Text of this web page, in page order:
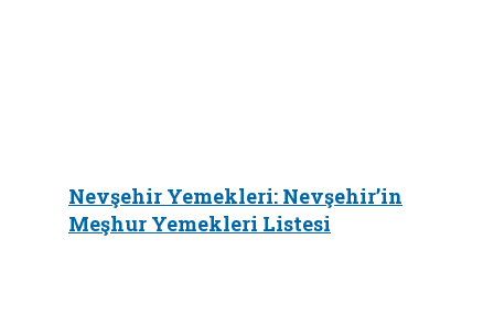
Nevşehir Yemekleri: Nevşehir’in
Meşhur Yemekleri Listesi